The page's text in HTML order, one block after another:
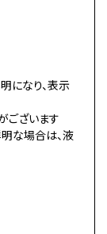
になり、表示
ございます
な場合は、液